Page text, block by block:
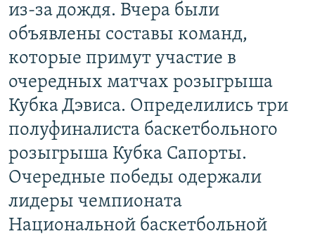
содержанию
Вернутся
главной
навигации
Вернутся
поиску
МНЕНИЯ
КУЛЬТУРА
IDEL.РЕАЛИИ
КАВКАЗ.РЕАЛИИ
СЕВЕР.РЕАЛИИ
СИБИРЬ.РЕАЛИИ
РАСПИСАНИЕ ВЕЩАНИЯ
ПОДПИШИТЕСЬ НА РАССЫЛКУ
из-за дождя. Вчера были
объявлены составы команд,
которые примут участие в
очередных матчах розыгрыша
Кубка Дэвиса. Определились три
полуфиналиста баскетбольного
розыгрыша Кубка Сапорты.
Очередные победы одержали
лидеры чемпионата
Национальной баскетбольной